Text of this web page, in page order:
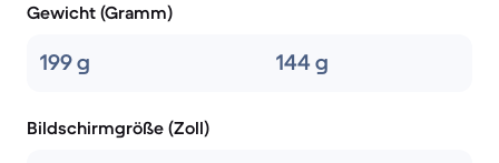
Gewicht (Gramm)
199 g 144 g
Bildschirmgröße (Zoll)